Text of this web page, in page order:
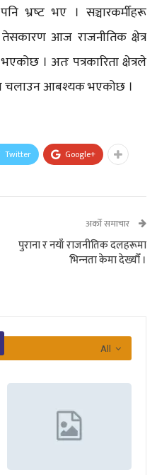
भ्रष्‍ट भए । सञ्चारकर्मीहरू
आज राजनीतिक क्षेत्र
। अतः पत्रकारिता क्षेत्रले
चलाउन आबश्यक भएकोछ ।
Twitter Google+
अर्को समाचार
पुराना र नयाँ राजनीतिक दलहरूमा
भिन्‍नता केमा देख्यौँ ।
All